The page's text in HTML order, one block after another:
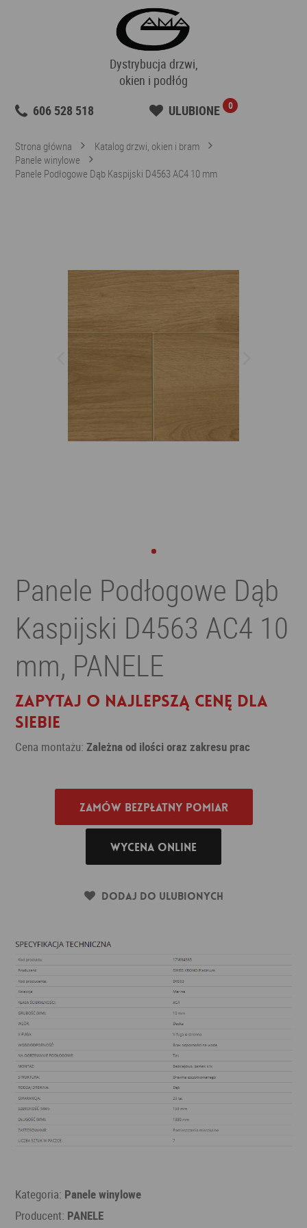
Dystrybucja drzwi,
okien i podłóg
606 528 518
ULUBIONE 0
Strona główna
Katalog drzwi, okien i bram
Panele winylowe
Panele Podłogowe Dąb Kaspijski D4563 AC4 10 mm
Panele Podłogowe Dąb
Kaspijski D4563 AC4 10
mm, PANELE
Zapytaj o najlepszą cenę dla
siebie
Cena montażu:Zależna od ilości oraz zakresu prac
Zamów bezpłatny pomiar
Wycena online
Dodaj do ulubionych
Kategoria: Panele winylowe
Producent: PANELE